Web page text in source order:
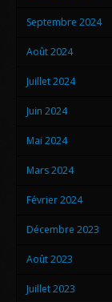
Septembre 2024
Août 2024
Juillet 2024
Juin 2024
Mai 2024
Mars 2024
Février 2024
Décembre 2023
Août 2023
Juillet 2023